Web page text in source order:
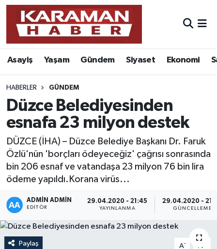
Asayiş Yaşam Gündem Siyaset Ekonomi
HABERLER GÜNDEM
Düzce Belediyesinden
esnafa 23 milyon destek
DÜZCE (İHA) – Düzce Belediye Başkanı Dr. Faruk
Özlü'nün 'borçları ödeyeceğiz' çağrısı sonrasında
bin 206 esnaf ve vatandaşa 23 milyon 76 bin lira
ödeme yapıldı.Korana virüs...
ADMIN ADMIN
EDITÖR
29.04.2020 - 21:45
YAYINLANMA
29.04.2020 -
GÜNCELLEME
Paylaş A- A
Asayiş
Bilim - Teknoloji
Eğitim
Ekonomi
Foto Galeri
Kültür Sanat
Sağlık
Nöbetçi Eczaneler
Hava Durumu
Karaman Namaz Vakitleri
Trafik Durumu
Süper Lig Puan Durumu ve Fikstür
Tüm Manşetler
Son Dakika Haberleri
Haber Arşivi